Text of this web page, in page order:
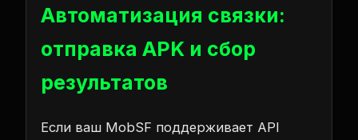
Автоматизация связки:
отправка APK и сбор
результатов
Если ваш MobSF поддерживает API